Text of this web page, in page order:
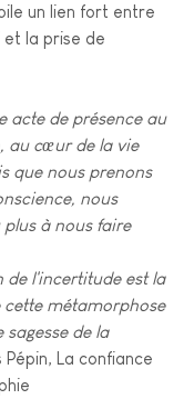
un lien fort entre
et la prise de
acte de présence au
au cœur de la vie
que nous prenons
nous
à nous faire
de l'incertitude est la
cette métamorphose
de la
Pépin, La confiance